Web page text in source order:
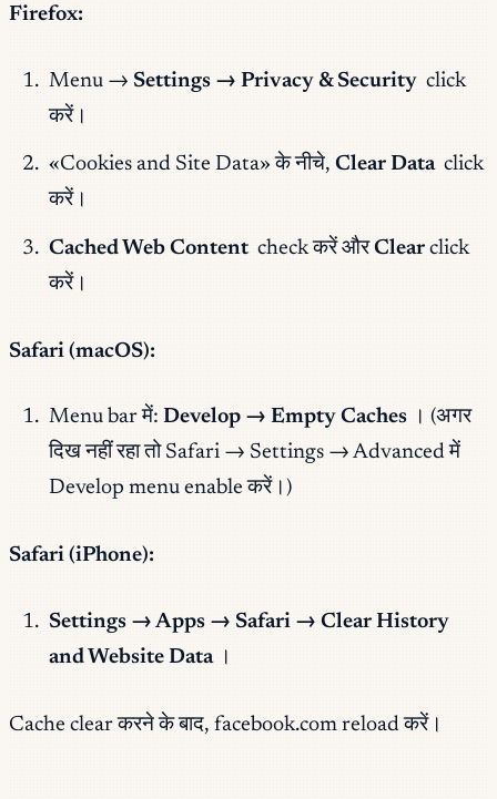
Firefox:
Menu → Settings → Privacy & Security click
करें।
«Cookies and Site Data» के नीचे, Clear Data click
करें।
Cached Web Content check करें औरClear click
करें।
Safari (macOS):
Menu bar में: Develop → Empty Caches
। (अगर
दिख नहीं रहा तो Safari → Settings → Advanced में
Develop menu enable करें।)
Safari (iPhone):
Settings → Apps → Safari → Clear History
and Website Data
।
Cache clear करने के बाद, facebook.com reload करें।